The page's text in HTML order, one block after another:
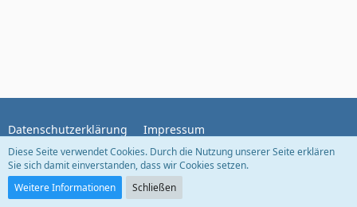
Datenschutzerklärung Impressum
Community-Software:
Diese Seite verwendet Cookies. Durch die Nutzung unserer Seite erklären
Sie sich damit einverstanden, dass wir Cookies setzen.
Weitere Informationen
Schließen